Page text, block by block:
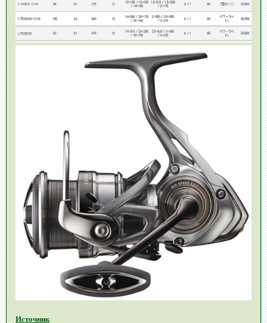
Источник